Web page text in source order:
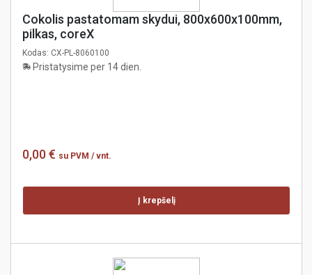
Cokolis pastatomam skydui, 800x600x100mm,
pilkas, coreX
Kodas: CX-PL-8060100
Pristatysime per 14 dien.
0,00 € su PVM / vnt.
Į krepšelį